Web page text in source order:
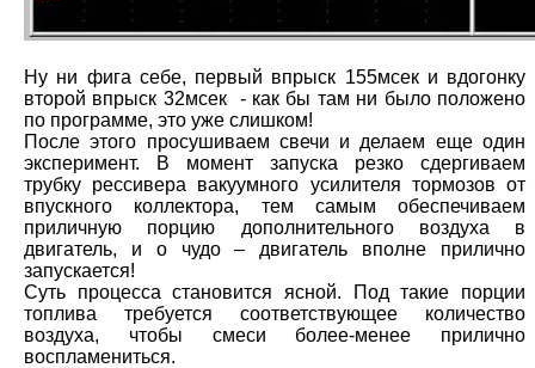
Ну ни фига себе, первый впрыск 155мсек и вдогонку
второй впрыск 32мсек - как бы там ни было положено
по программе, это уже слишком!
После этого просушиваем свечи и делаем еще один
эксперимент. В момент запуска резко сдергиваем
трубку рессивера вакуумного усилителя тормозов от
впускного коллектора, тем самым обеспечиваем
приличную порцию дополнительного воздуха в
двигатель, и о чудо – двигатель вполне прилично
запускается!
Суть процесса становится ясной. Под такие порции
топлива требуется соответствующее количество
воздуха, чтобы смеси более-менее прилично
воспламениться.